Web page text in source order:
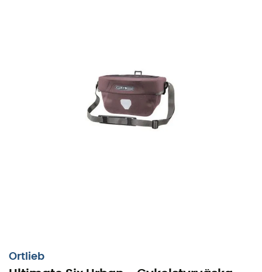
Ortlieb
nödvändigheter: nycklar, plånbok, penna och